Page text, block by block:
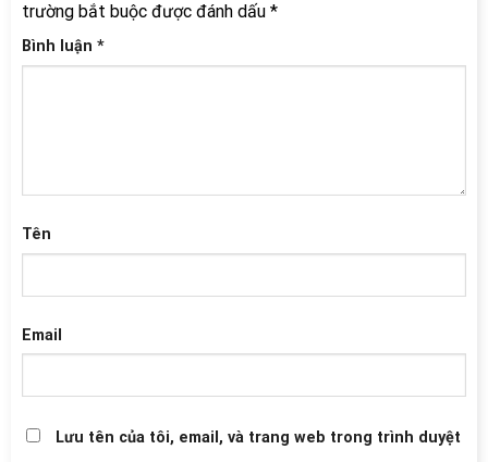
trường bắt buộc được đánh dấu *
Bình luận *
Tên
Email
Lưu tên của tôi, email, và trang web trong trình duyệt